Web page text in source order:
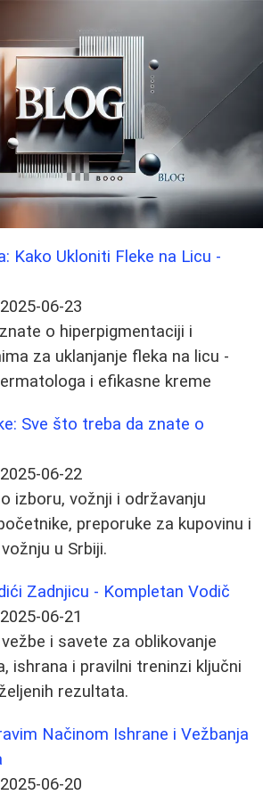
Kako Ukloniti Fleke na Licu -
2025-06-23
o hiperpigmentaciji i
za uklanjanje fleka na licu -
i efikasne kreme
Sve što treba da znate o
2025-06-22
izboru, vožnji i održavanju
preporuke za kupovinu i
u Srbiji.
Zadnjicu - Kompletan Vodič
2025-06-21
i savete za oblikovanje
ishrana i pravilni treninzi ključni
rezultata.
Načinom Ishrane i Vežbanja
2025-06-20